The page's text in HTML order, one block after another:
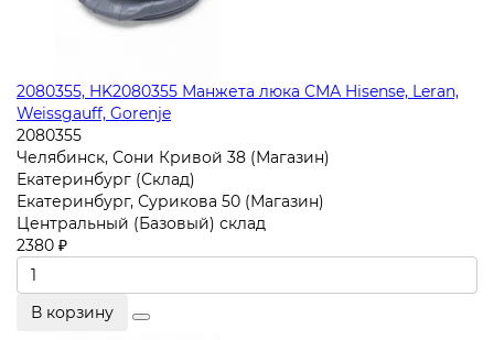
2080355, HK2080355 Манжета люка СМА Hisense, Leran,
Weissgauff, Gorenje
2080355
Челябинск, Сони Кривой 38 (Магазин)
Екатеринбург (Склад)
Екатеринбург, Сурикова 50 (Магазин)
Центральный (Базовый) склад
2380 ₽
В корзину